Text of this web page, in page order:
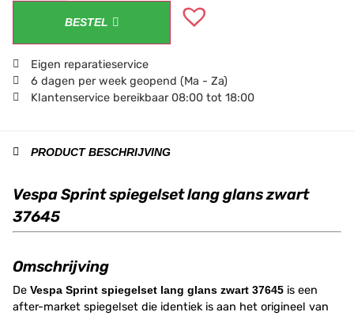
BESTEL
Eigen reparatieservice
6 dagen per week geopend (Ma - Za)
Klantenservice bereikbaar 08:00 tot 18:00
PRODUCT BESCHRIJVING
Vespa Sprint spiegelset lang glans zwart
37645
Omschrijving
De Vespa Sprint spiegelset lang glans zwart 37645 is een
after-market spiegelset die identiek is aan het origineel van